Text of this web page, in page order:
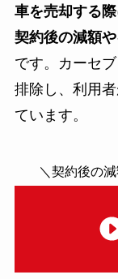
車を売却する
契約後の減額
です。カーセ
排除し、利用
ています。
＼契約後の